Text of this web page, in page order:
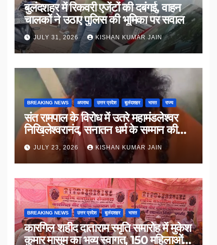
बुलंदशहर में रिकवरी एजेंटों की दबंगई, वाहन
चालकों ने उठाए पुलिस की भूमिका पर सवाल
JULY 31, 2026 KISHAN KUMAR JAIN
BREAKING NEWS अपराध उत्तर प्रदेश बुलंदशहर भारत राज्य
संत रामपाल के विरोध में उतरे महामंडलेश्वर
निखिलेश्वरानंद, सनातन धर्म के सम्मान की
उठाई मांग
JULY 23, 2026 KISHAN KUMAR JAIN
BREAKING NEWS उत्तर प्रदेश बुलंदशहर भारत
कारगिल शहीद दाताराम स्मृति समारोह में मुकेश
कुमार मासूम का भव्य स्वागत, 150 महिलाओं